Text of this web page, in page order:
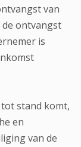
van
de ontvangst
is
stand komt,
en
van de